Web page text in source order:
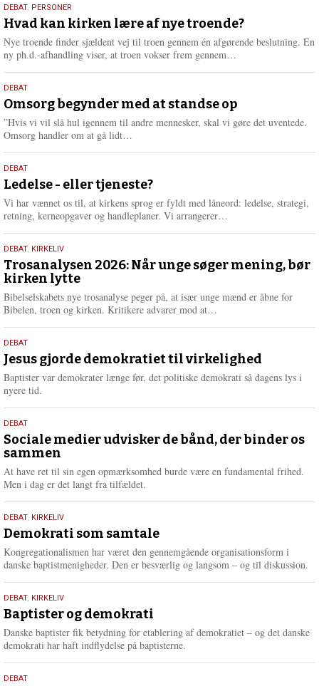
e
r
e
25.
juli
2026
DEBAT, PERSONER
Hvad kan kirken lære af nye troende?
Nye troende finder sjældent vej til troen gennem én afgørende beslutning. En
ny ph.d.-afhandling viser, at troen vokser frem gennem…
e
r
e
9.
juli
2026
DEBAT
Omsorg begynder med at standse op
”Hvis vi vil slå hul igennem til andre mennesker, skal vi gøre det uventede.
Omsorg handler om at gå lidt…
e
r
e
10.
juni
2026
DEBAT
Ledelse - eller tjeneste?
Vi har vænnet os til, at kirkens sprog er fyldt med låneord: ledelse, strategi,
retning, kerneopgaver og handleplaner. Vi arrangerer…
e
2.
juni
2026
DEBAT, KIRKELIV
Trosanalysen 2026: Når unge søger mening, bør
kirken lytte
Bibelselskabets nye trosanalyse peger på, at især unge mænd er åbne for
Bibelen, troen og kirken. Kritikere advarer mod at…
e
r
18.
maj
2026
DEBAT
Jesus gjorde demokratiet til virkelighed
Baptister var demokrater længe før, det politiske demokrati så dagens lys i
nyere tid.
18.
maj
2026
DEBAT
Sociale medier udvisker de bånd, der binder os
sammen
At have ret til sin egen opmærksomhed burde være en fundamental frihed.
Men i dag er det langt fra tilfældet.
18.
maj
2026
DEBAT, KIRKELIV
Demokrati som samtale
Kongregationalismen har været den gennemgående organisationsform i
danske baptistmenigheder. Den er besværlig og langsom – og til diskussion.
18.
maj
2026
DEBAT, KIRKELIV
Baptister og demokrati
Danske baptister fik betydning for etablering af demokratiet – og det danske
demokrati har haft indflydelse på baptisterne.
18.
DEBAT